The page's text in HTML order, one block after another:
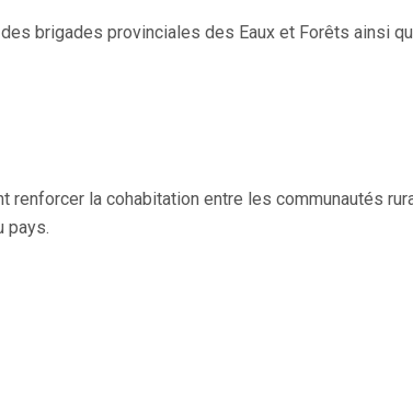
brigades provinciales des Eaux et Forêts ainsi
la cohabitation entre les communautés
pays.